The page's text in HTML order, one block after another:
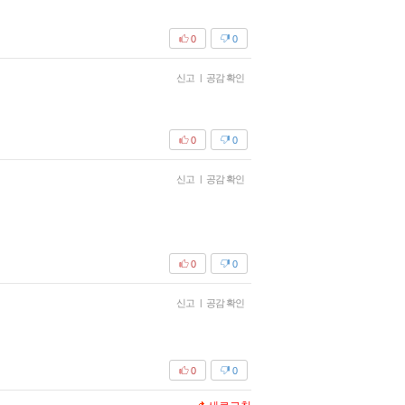
0
0
신고 | 공감 확인
0
0
신고 | 공감 확인
0
0
신고 | 공감 확인
0
0